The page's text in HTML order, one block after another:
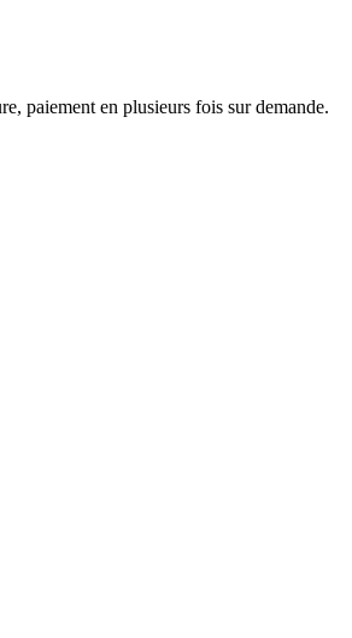
paiement en plusieurs fois sur demande.